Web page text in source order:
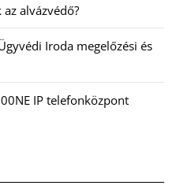
alvázvédő?
Iroda megelőzési és
IP telefonközpont